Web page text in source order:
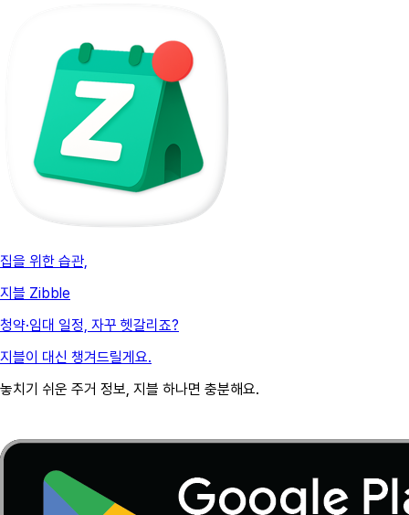
집을 위한 습관,
지블 Zibble
청약·임대 일정, 자꾸 헷갈리죠?
지블이 대신 챙겨드릴게요.
놓치기 쉬운 주거 정보, 지블 하나면 충분해요.